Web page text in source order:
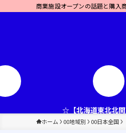
商業施設オープンの話題と購入
☆【北海道東北北
ホーム 00地域別 00日本全国